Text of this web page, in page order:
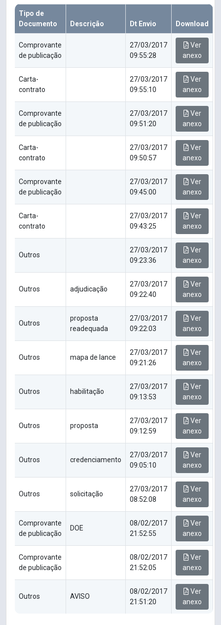
Tipo de
Documento
Descrição Dt Envio Download
Comprovante
de publicação
27/03/2017
09:55:28
Ver
anexo
Carta-
contrato
27/03/2017
09:55:10
Ver
anexo
Comprovante
de publicação
27/03/2017
09:51:20
Ver
anexo
Carta-
contrato
27/03/2017
09:50:57
Ver
anexo
Comprovante
de publicação
27/03/2017
09:45:00
Ver
anexo
Carta-
contrato
27/03/2017
09:43:25
Ver
anexo
Outros
27/03/2017
09:23:36
Ver
anexo
Outros adjudicação
27/03/2017
09:22:40
Ver
anexo
Outros
proposta
readequada
27/03/2017
09:22:03
Ver
anexo
Outros mapa de lance
27/03/2017
09:21:26
Ver
anexo
Outros habilitação
27/03/2017
09:13:53
Ver
anexo
Outros proposta
27/03/2017
09:12:59
Ver
anexo
Outros credenciamento
27/03/2017
09:05:10
Ver
anexo
Outros solicitação
27/03/2017
08:52:08
Ver
anexo
Comprovante
de publicação
DOE
08/02/2017
21:52:55
Ver
anexo
Comprovante
de publicação
08/02/2017
21:52:05
Ver
anexo
Outros AVISO
08/02/2017
21:51:20
Ver
anexo